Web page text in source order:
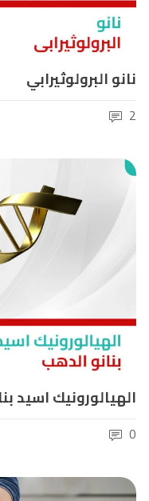
نانو البرولوثيرابي
2
الهيالورونيك اسيد
0